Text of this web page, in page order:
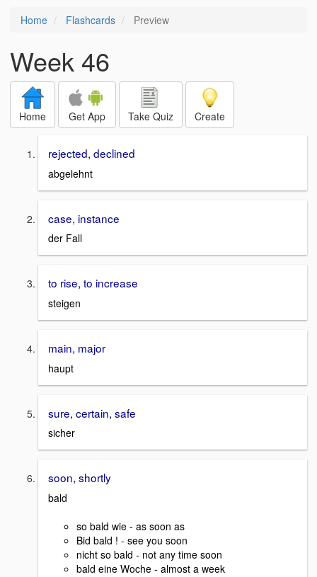
Home Flashcards Preview
Week 46
Home Get App Take Quiz Create
rejected, declined
abgelehnt
case, instance
der Fall
to rise, to increase
steigen
main, major
haupt
sure, certain, safe
sicher
soon, shortly
bald
so bald wie - as soon as
Bid bald ! - see you soon
nicht so bald - not any time soon
bald eine Woche - almost a week